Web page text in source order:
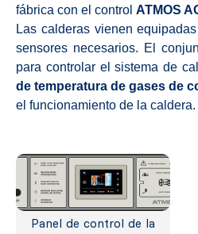
fábrica con el control ATMOS
Las calderas vienen
sensores necesarios. El
para controlar el sistema de
de temperatura de gases de
el funcionamiento de la caldera.
Panel de control de la